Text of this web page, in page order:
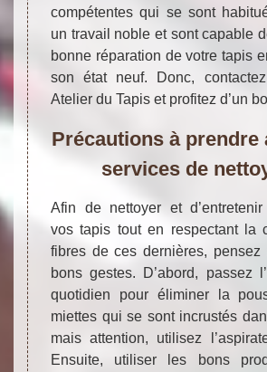
compétentes qui se sont
un travail noble et sont capable
bonne réparation de votre tapis
son état neuf. Donc,
Atelier du Tapis et profitez d’un
Précautions à prendre
services de
Afin de nettoyer et d’entretenir
vos tapis tout en respectant la
fibres de ces dernières, pensez
bons gestes. D’abord, passez
quotidien pour éliminer la
miettes qui se sont incrustés
mais attention, utilisez
Ensuite, utiliser les bons